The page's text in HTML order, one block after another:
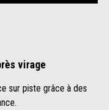
virage
sur piste grâce à des